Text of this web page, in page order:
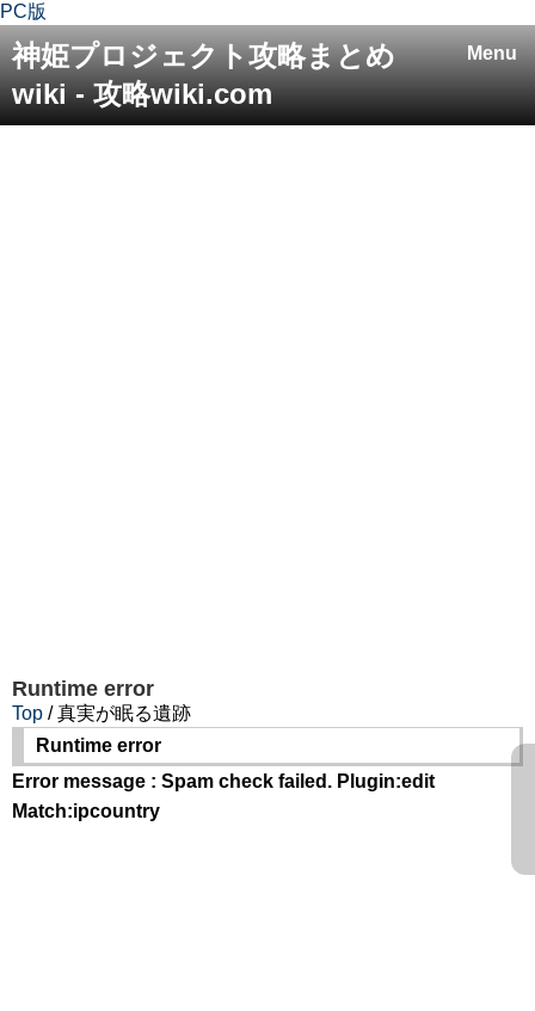
PC版
Menu
神姫プロジェクト攻略まとめ
wiki - 攻略wiki.com
Runtime error
Top / 真実が眠る遺跡
Runtime error
Error message : Spam check failed. Plugin:edit
Match:ipcountry